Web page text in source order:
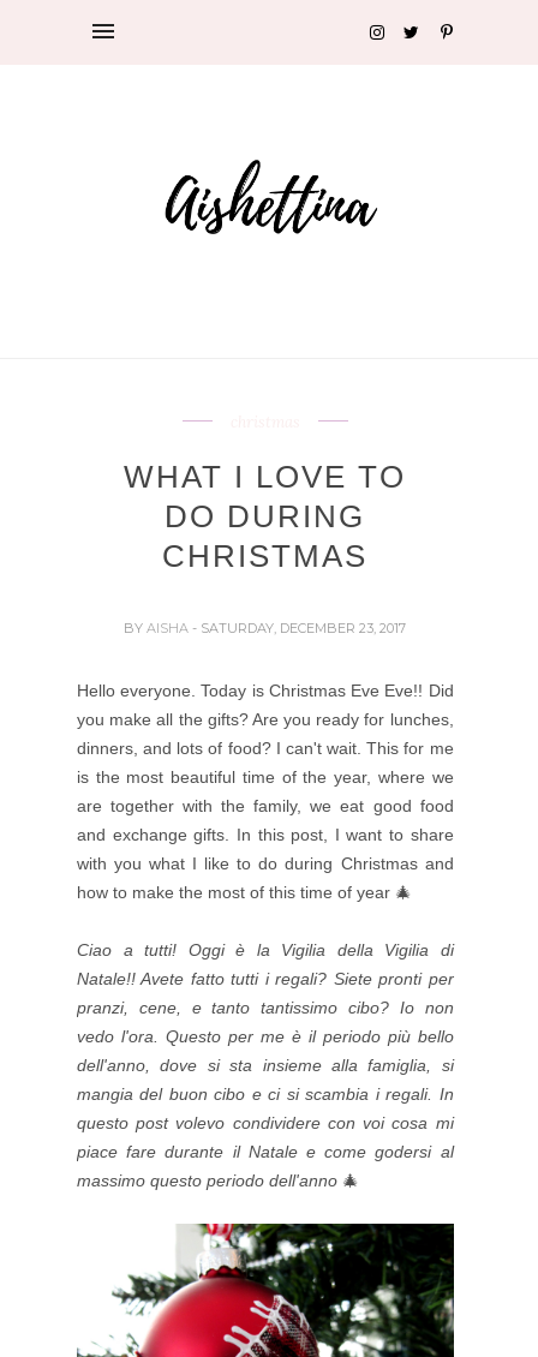
WHAT I LOVE TO
DO DURING
CHRISTMAS
BYAISHA- SATURDAY, DECEMBER 23, 2017
Hello everyone. Today is Christmas Eve Eve!! Did
you make all the gifts? Are you ready for lunches,
dinners, and lots of food? I can't wait. This for me
is the most beautiful time of the year, where we
are together with the family, we eat good food
and exchange gifts. In this post, I want to share
with you what I like to do during Christmas and
how to make the most of this time of year 🎄
Ciao a tutti! Oggi è la Vigilia della Vigilia di
Natale!! Avete fatto tutti i regali? Siete pronti per
pranzi, cene, e tanto tantissimo cibo? Io non
vedo l'ora. Questo per me è il periodo più bello
dell'anno, dove si sta insieme alla famiglia, si
mangia del buon cibo e ci si scambia i regali. In
questo post volevo condividere con voi cosa mi
piace fare durante il Natale e come godersi al
massimo questo periodo dell'anno 🎄